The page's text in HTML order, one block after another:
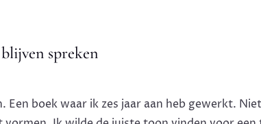
spreken
Een boek waar ik zes jaar aan heb gewerkt.